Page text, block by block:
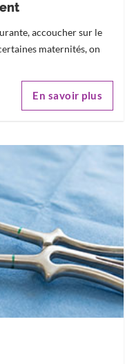
accoucher sur le
maternités, on
En savoir plus